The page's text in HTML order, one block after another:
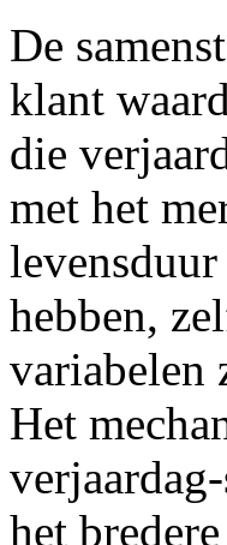
De
klant
die
met het
hebben,
variabelen
Het
het